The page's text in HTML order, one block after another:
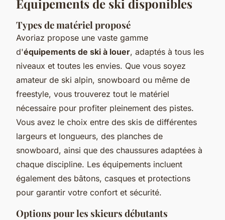
Équipements de ski disponibles
Types de matériel proposé
Avoriaz propose une vaste gamme
d'équipements de ski à louer, adaptés à tous les
niveaux et toutes les envies. Que vous soyez
amateur de ski alpin, snowboard ou même de
freestyle, vous trouverez tout le matériel
nécessaire pour profiter pleinement des pistes.
Vous avez le choix entre des skis de différentes
largeurs et longueurs, des planches de
snowboard, ainsi que des chaussures adaptées à
chaque discipline. Les équipements incluent
également des bâtons, casques et protections
pour garantir votre confort et sécurité.
Options pour les skieurs débutants